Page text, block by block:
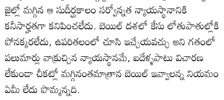
జైల్లో మగ్గిన ఆ సుదీర్ఘకాలం సర్వోన్నత న్యాయస్థానానికి
కనీసార్హతగా కనిపించలేదు. బెయిల్‌ దశలో కేసు లోతుపాతుల్లోకి
పోనక్కరలేదు, ఉపరితలంలో చూసి ఇచ్చేయవచ్చు అని గతంలో
పలుమార్లు వాక్రుచ్చిన న్యాయస్థానమే, ఐదేళ్ళపాటు విచారణ
లేకుండా చీకట్లో మగ్గినంతమాత్రాన బెయిల్‌ ఇవ్వాలన్న నియమం
ఏమీ లేదు పొమ్మన్నది.